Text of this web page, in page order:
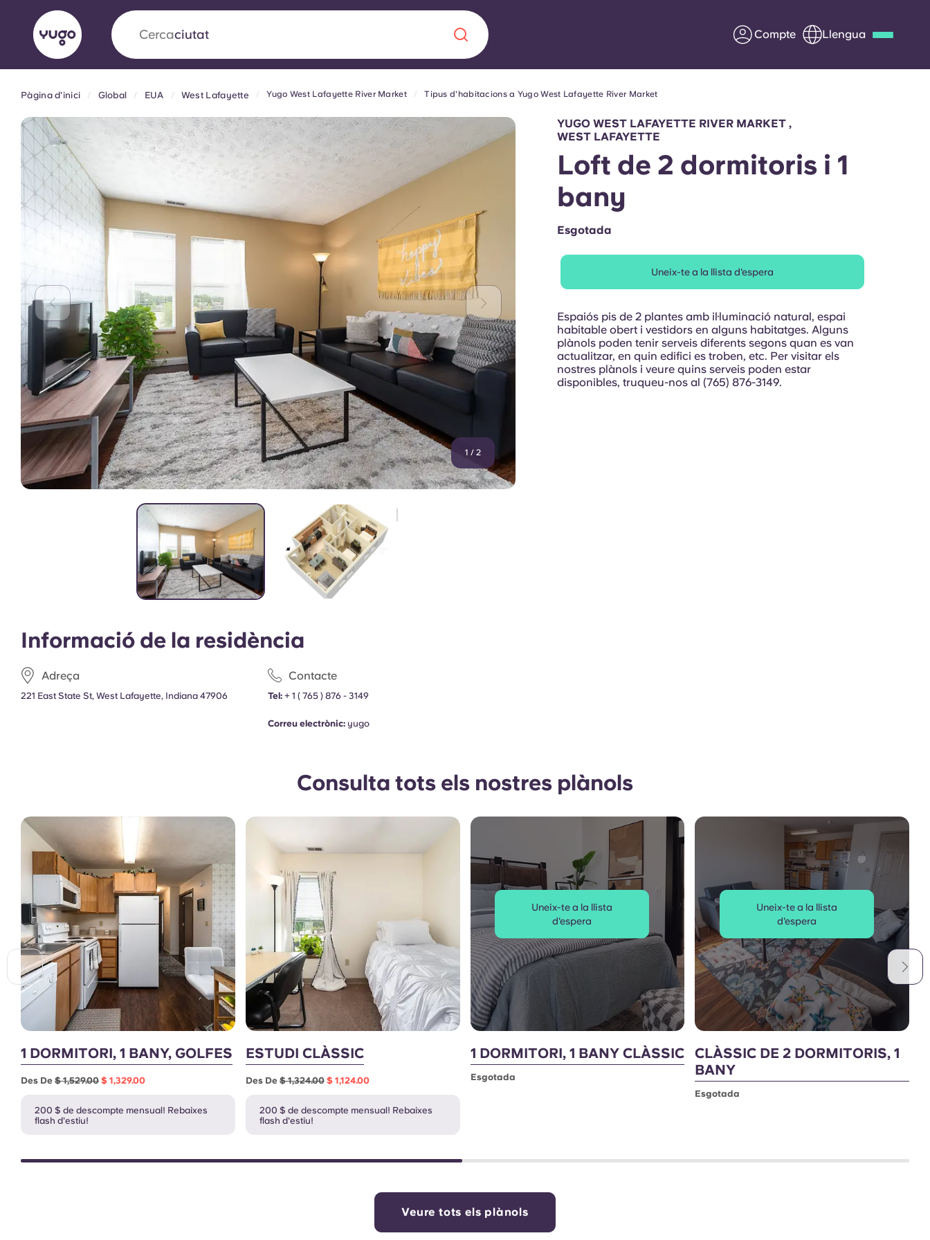
Cercacamp Compte Llengua
SobreUbicacionsMés
Yugo x VCARB: Impulsant una nova era
en l'habitatge per a estudiants
Yugo La col·laboració pionera de amb VCARB fomenta la
innovació, l'ambició i els moments inoblidables per als estudiants.
Sobre nosaltres
Preguntes freqüents
Poseu-vos en contacte
English (GB) English (US) Chinese Español Català
Portuguese
Pàgina d'inici Global EUA West Lafayette Yugo West Lafayette River Market Tipus d'habitacions a Yugo West Lafayette River Market
1 / 2
Informació de la residència
Adreça
221 East State St, West Lafayette, Indiana 47906
Contacte
Tel: + 1 ( 765 ) 876 - 3149
Correu electrònic: yugo
YUGO WEST LAFAYETTE RIVER MARKET ,
WEST LAFAYETTE
Loft de 2 dormitoris i 1
bany
Esgotada
Uneix-te a la llista d'espera
Espaiós pis de 2 plantes amb il·luminació natural, espai
habitable obert i vestidors en alguns habitatges. Alguns
plànols poden tenir serveis diferents segons quan es van
actualitzar, en quin edifici es troben, etc. Per visitar els
nostres plànols i veure quins serveis poden estar
disponibles, truqueu-nos al (765) 876-3149.
Consulta tots els nostres plànols
1 DORMITORI, 1 BANY, GOLFES
Des De $ 1,529.00 $ 1,329.00
200 $ de descompte mensual! Rebaixes
flash d'estiu!
ESTUDI CLÀSSIC
Des De$ 1,324.00 $ 1,124.00
200 $ de descompte mensual! Rebaixes
flash d'estiu!
Uneix-te a la llista
d'espera
1 DORMITORI, 1 BANY CLÀSSIC
Esgotada
Uneix-te a la llista
d'espera
CLÀSSIC DE 2 DORMITORIS, 1
BANY
Esgotada
Veure tots els plànols